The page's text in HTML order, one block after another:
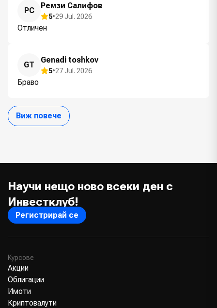
РС
Ремзи Салифов
5•29 Jul. 2026
Отличен
GT
Genadi toshkov
5•27 Jul. 2026
Браво
Виж повече
Научи нещо ново всеки ден с
Инвестклуб!
Регистрирай се
Курсове
Акции
Облигации
Имоти
Криптовалути